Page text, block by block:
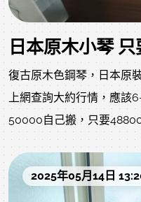
復古原木色鋼琴，日本原
上網查詢大約行情，應該
50000自己搬，只要
目前整理ing，以下照片及
原始狀況就像去買中古車
道的是原始狀況?是否被
2025年05月14日